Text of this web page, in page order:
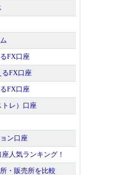
FX口座
るFX口座
FX口座
レ）口座
ン口座
人気ランキング！
・販売所を比較